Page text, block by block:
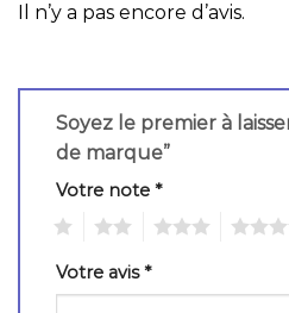
Il n’y a pas encore d’avis.
Soyez le premier à
de marque”
Votre note *
Votre avis*